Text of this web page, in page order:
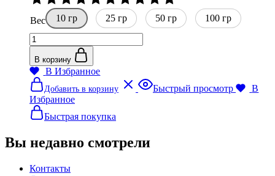
140₽
620₽
0
из
5
Вес 10 гр 25 гр 50 гр
100 гр
Количество
товара
Краситель
для
бомбочек
и
соли
Малиновый
В корзину
В Избранное
Добавить в корзину
Этот
товар
можно
Быстрый просмотр
В
Избранное
Быстрая покупка
Вы недавно смотрели
Контакты